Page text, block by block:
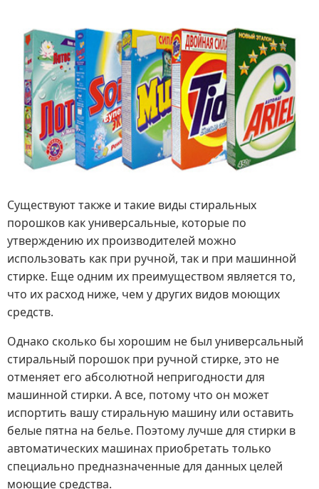
Существуют также и такие виды стиральных
порошков как универсальные, которые по
утверждению их производителей можно
использовать как при ручной, так и при машинной
стирке. Еще одним их преимуществом является то,
что их расход ниже, чем у других видов моющих
средств.
Однако сколько бы хорошим не был универсальный
стиральный порошок при ручной стирке, это не
отменяет его абсолютной непригодности для
машинной стирки. А все, потому что он может
испортить вашу стиральную машину или оставить
белые пятна на белье. Поэтому лучше для стирки в
автоматических машинах приобретать только
специально предназначенные для данных целей
моющие средства.